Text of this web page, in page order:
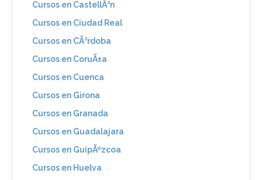
Cursos en CastellÃ³n
Cursos en Ciudad Real
Cursos en CÃ³rdoba
Cursos en CoruÃ±a
Cursos en Cuenca
Cursos en Girona
Cursos en Granada
Cursos en Guadalajara
Cursos en GuipÃºzcoa
Cursos en Huelva